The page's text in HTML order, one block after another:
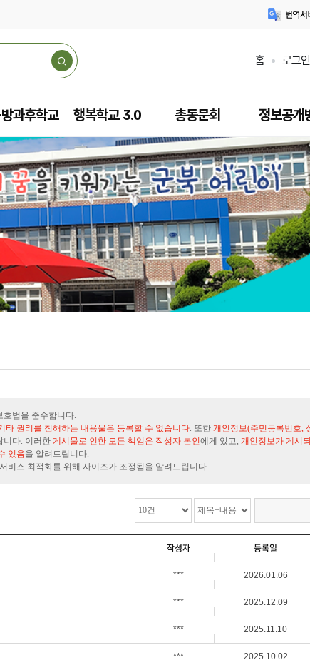
홈 로그인
방과후학교 행복학교 3.0 총동문회 정보공개
호법을 준수합니다.
타 권리를 침해하는 내용물은 등록할 수 없습니다. 또한 개인정보(주민등록번호,
니다. 이러한 게시물로 인한 모든 책임은 작성자 본인에게 있고, 개인정보가 게시
있음을 알려드립니다.
비스 최적화를 위해 사이즈가 조정됨을 알려드립니다.
작성자 등록일
*** 2026.01.06
*** 2025.12.09
*** 2025.11.10
*** 2025.10.02